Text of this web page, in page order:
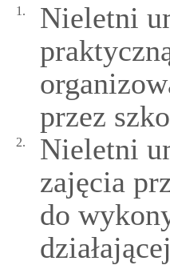
1.
Nieletni
przez
2.
Nieletni
zajęcia
do